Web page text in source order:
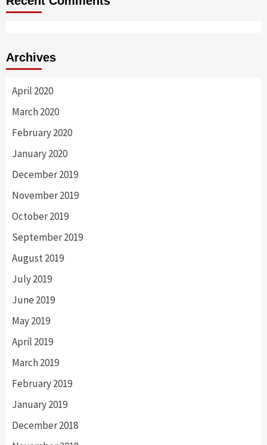
Archives
April 2020
March 2020
February 2020
January 2020
December 2019
November 2019
October 2019
September 2019
August 2019
July 2019
June 2019
May 2019
April 2019
March 2019
February 2019
January 2019
December 2018